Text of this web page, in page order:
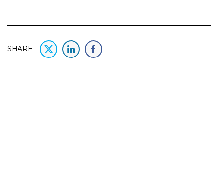
SHARE